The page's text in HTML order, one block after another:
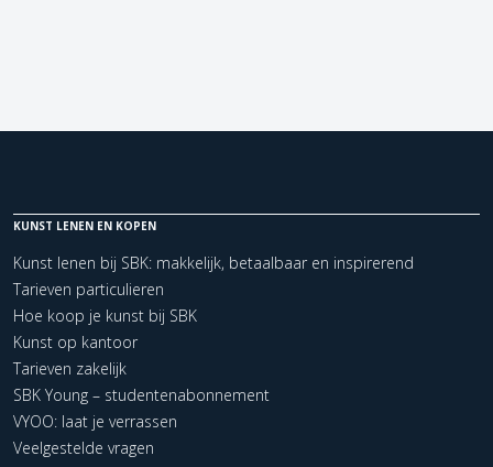
KUNST LENEN EN KOPEN
Kunst lenen bij SBK: makkelijk, betaalbaar en inspirerend
Tarieven particulieren
Hoe koop je kunst bij SBK
Kunst op kantoor
Tarieven zakelijk
SBK Young – studentenabonnement
VYOO: laat je verrassen
Veelgestelde vragen